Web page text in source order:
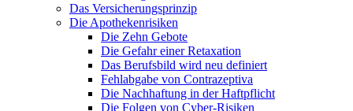
Das Versicherungsprinzip
Die Apothekenrisiken
Die Zehn Gebote
Die Gefahr einer Retaxation
Das Berufsbild wird neu definiert
Fehlabgabe von Contrazeptiva
Die Nachhaftung in der Haftpflicht
Die Folgen von Cyber-Risiken